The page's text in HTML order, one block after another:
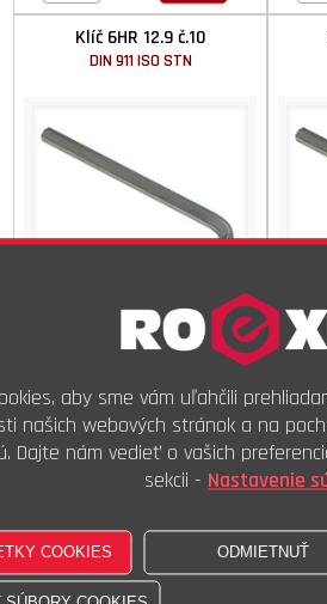
Klíč 6HR 12.9 č.10
DIN 911 ISO STN
200,18 €s DPH
162,75 €bez DPH
Kúpiť
DIN 911 ISO STN
aby sme vám uľahčili
našich webových stránok a na
Dajte nám vedieť o vašich
sekcii - Nastavenie